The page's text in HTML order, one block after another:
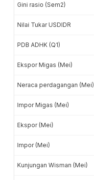
Gini rasio (Sem2)
Nilai Tukar USDIDR
PDB ADHK (Q1)
Ekspor Migas (Mei)
Neraca perdagangan (Mei)
Impor Migas (Mei)
Ekspor (Mei)
Impor (Mei)
Kunjungan Wisman (Mei)